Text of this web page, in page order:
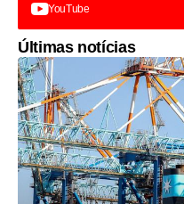
YouTube
Últimas notícias